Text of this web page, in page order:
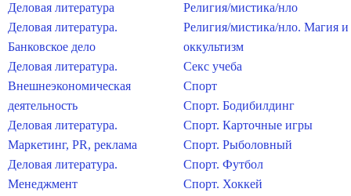
Деловая литература
Деловая литература.
Банковское дело
Деловая литература.
Внешнеэкономическая
деятельность
Деловая литература.
Маркетинг, PR, реклама
Деловая литература.
Менеджмент
Религия/мистика/нло
Религия/мистика/нло. Магия и
оккультизм
Секс учеба
Спорт
Спорт. Бодибилдинг
Спорт. Карточные игры
Спорт. Рыболовный
Спорт. Футбол
Спорт. Хоккей